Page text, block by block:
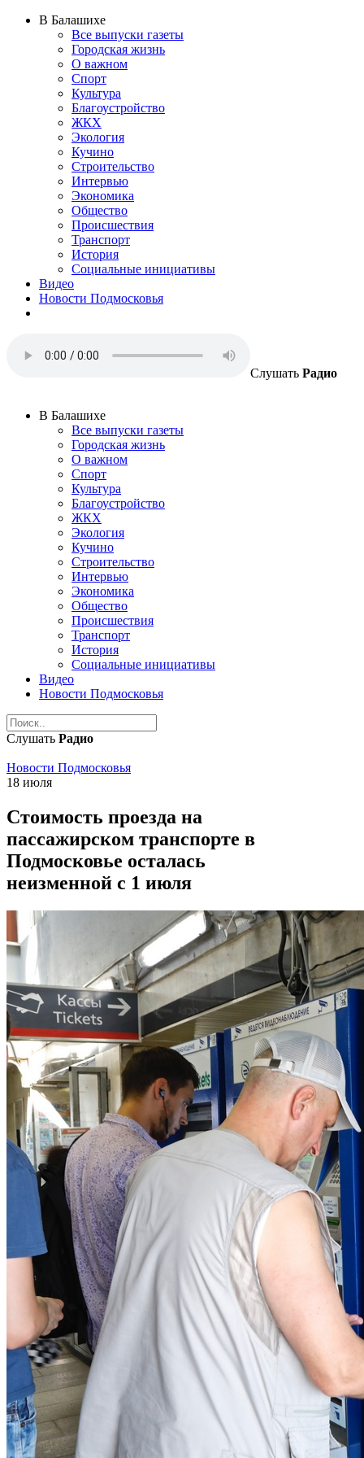
В Балашихе
Все выпуски газеты
Городская жизнь
О важном
Спорт
Культура
Благоустройство
ЖКХ
Экология
Кучино
Строительство
Интервью
Экономика
Общество
Происшествия
Транспорт
История
Социальные инициативы
Видео
Новости Подмосковья
Слушать Радио
В Балашихе
Все выпуски газеты
Городская жизнь
О важном
Спорт
Культура
Благоустройство
ЖКХ
Экология
Кучино
Строительство
Интервью
Экономика
Общество
Происшествия
Транспорт
История
Социальные инициативы
Видео
Новости Подмосковья
Слушать Радио
Новости Подмосковья
18 июля
Стоимость проезда на
пассажирском транспорте в
Подмосковье осталась
неизменной с 1 июля